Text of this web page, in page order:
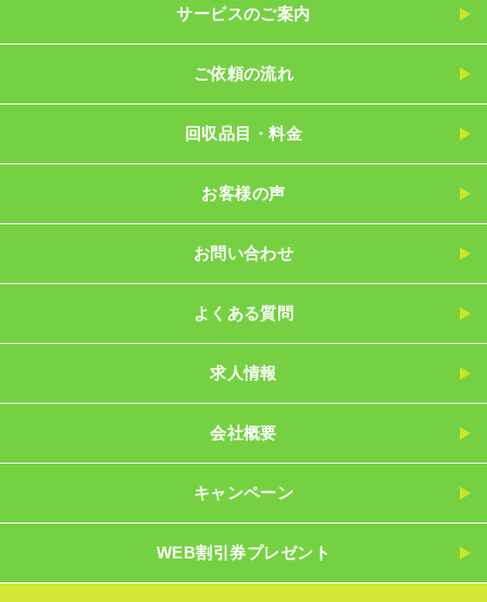
サービスのご案内
ご依頼の流れ
回収品目・料金
お客様の声
お問い合わせ
よくある質問
求人情報
会社概要
キャンペーン
WEB割引券プレゼント